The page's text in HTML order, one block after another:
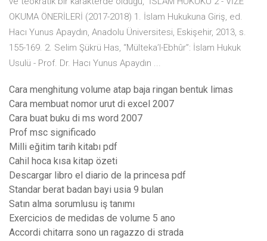
OKUMA ÖNERİLERİ (2017-2018) 1. İslam Hukukuna Giriş, ed.
Hacı Yunus Apaydın, Anadolu Üniversitesi, Eskişehir, 2013, s.
155-169. 2. Selim Şükrü Has, “Mülteka’l-Ebhûr”: İslam Hukuk
Usulü - Prof. Dr. Hacı Yunus Apaydın ...
Cara menghitung volume atap baja ringan bentuk limas
Cara membuat nomor urut di excel 2007
Cara buat buku di ms word 2007
Prof msc significado
Milli eğitim tarih kitabı pdf
Cahil hoca kısa kitap özeti
Descargar libro el diario de la princesa pdf
Standar berat badan bayi usia 9 bulan
Satın alma sorumlusu iş tanımı
Exercicios de medidas de volume 5 ano
Accordi chitarra sono un ragazzo di strada